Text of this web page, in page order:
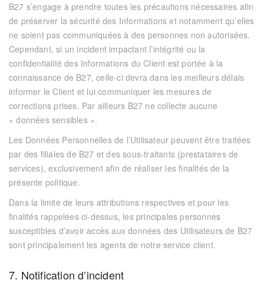
B27 s’engage à prendre toutes les précautions nécessaires afin
de préserver la sécurité des Informations et notamment qu’elles
ne soient pas communiquées à des personnes non autorisées.
Cependant, si un incident impactant l’intégrité ou la
confidentialité des Informations du Client est portée à la
connaissance de B27, celle-ci devra dans les meilleurs délais
informer le Client et lui communiquer les mesures de
corrections prises. Par ailleurs B27 ne collecte aucune
« données sensibles ».
Les Données Personnelles de l’Utilisateur peuvent être traitées
par des filiales de B27 et des sous-traitants (prestataires de
services), exclusivement afin de réaliser les finalités de la
présente politique.
Dans la limite de leurs attributions respectives et pour les
finalités rappelées ci-dessus, les principales personnes
susceptibles d’avoir accès aux données des Utilisateurs de B27
sont principalement les agents de notre service client.
7. Notification d’incident